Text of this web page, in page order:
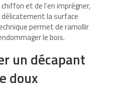
et de l’en imprégner,
la surface
permet de ramollir
le bois.
un décapant
doux